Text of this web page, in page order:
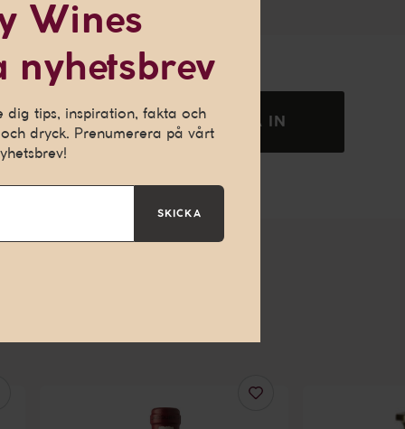
SKICKA IN
Wines
nyhetsbrev
tips, inspiration, fakta och
dryck. Prenumerera på vårt
SKICKA
ge dig en
för att kunna